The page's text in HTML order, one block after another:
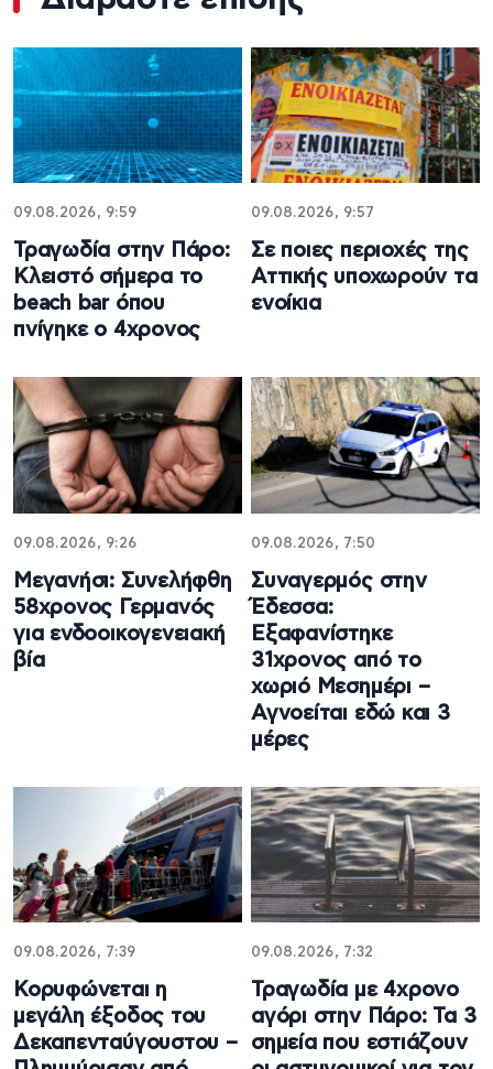
09.08.2026, 9:59
Τραγωδία στην Πάρο:
Κλειστό σήμερα το
beach bar όπου
πνίγηκε ο 4χρονος
09.08.2026, 9:57
Σε ποιες περιοχές της
Αττικής υποχωρούν τα
ενοίκια
09.08.2026, 9:26
Μεγανήσι: Συνελήφθη
58χρονος Γερμανός
για ενδοοικογενειακή
βία
09.08.2026, 7:50
Συναγερμός στην
Έδεσσα:
Εξαφανίστηκε
31χρονος από το
χωριό Μεσημέρι –
Αγνοείται εδώ και 3
μέρες
09.08.2026, 7:39
Κορυφώνεται η
μεγάλη έξοδος του
Δεκαπενταύγουστου –
09.08.2026, 7:32
Τραγωδία με 4χρονο
αγόρι στην Πάρο: Τα 3
σημεία που εστιάζουν